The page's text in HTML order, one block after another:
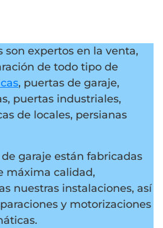
son expertos en la venta,
de todo tipo de
, puertas de garaje,
puertas industriales,
de locales, persianas
garaje están fabricadas
máxima calidad,
nuestras instalaciones, así
y motorizaciones